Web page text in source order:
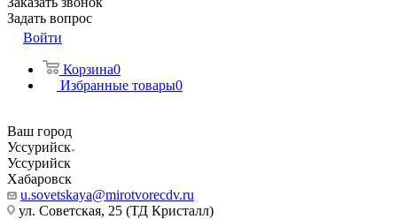
Задать вопрос
Войти
Корзина0
Избранные товары0
Ваш город
Уссурийск
Уссурийск
Хабаровск
u.sovetskaya@mirotvorecdv.ru
ул. Советская, 25 (ТД Кристалл)